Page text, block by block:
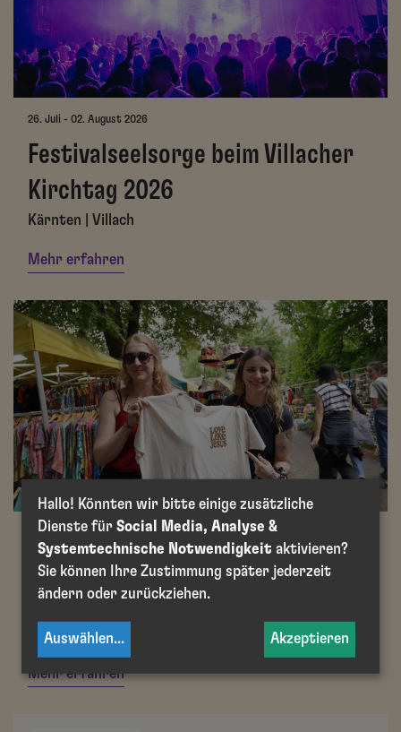
26. Juli - 02. August 2026
Festivalseelsorge beim Villacher
Kirchtag 2026
Kärnten | Villach
Mehr erfahren
30. Juli - 01. August 2026
Festivalseelsorge am Szene
Openair 2026
Vorarlberg | Lustenau
Mehr erfahren
Hallo! Könnten wir bitte einige zusätzliche
Dienste für Social Media, Analyse &
Systemtechnische Notwendigkeit aktivieren?
Sie können Ihre Zustimmung später jederzeit
ändern oder zurückziehen.
Auswählen... Akzeptieren